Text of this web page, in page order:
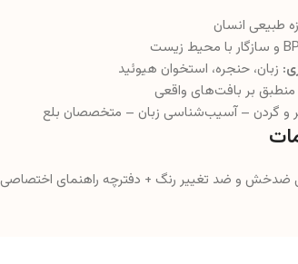
زبان، حنجره، استخوان هیوئید
منطبق بر بافت‌های واقعی
و گردن – آسیب‌شناسی زبان – متخصصان بلع